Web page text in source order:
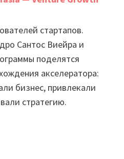
стартапов.
Сантос Виейра и
поделятся
акселератора:
бизнес, привлекали
стратегию.